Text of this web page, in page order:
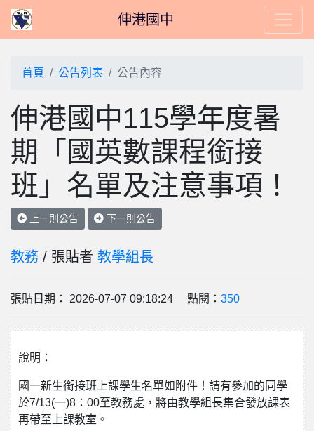
伸港國中
首頁 公告列表 公告內容
伸港國中115學年度暑
期「國英數課程銜接
班」名單及注意事項！
上一則公告 下一則公告
教務 / 張貼者 教學組長
張貼日期： 2026-07-07 09:18:24 點閱： 350
說明：
國一新生銜接班上課學生名單如附件！請有參加的同學
於7/13(一)8：00至教務處，將由教學組長集合發放課表
再帶至上課教室。